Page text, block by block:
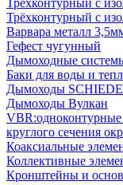
Трёхконтурный с
Трёхконтурный с
Варвара металл
Гефест чугунный
Дымоходные
Баки для воды и
Дымоходы
Дымоходы Вулкан
круглого сечения
Коаксиальные
Коллективные
Кронштейны и